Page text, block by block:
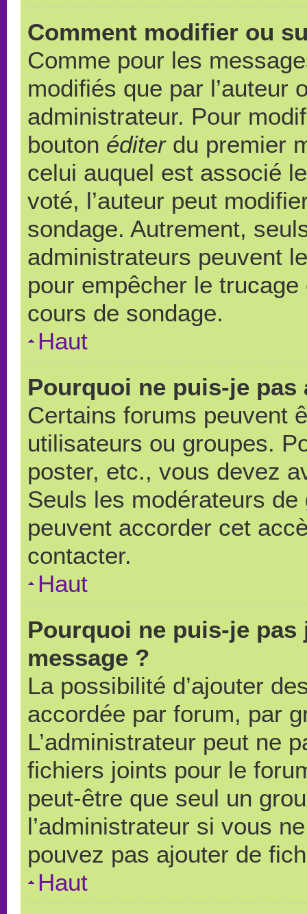
Comment modifier ou
Comme pour les
modifiés que par l’auteur
administrateur. Pour
bouton éditerdu premier
celui auquel est associé
voté, l’auteur peut
sondage. Autrement,
administrateurs peuvent
pour empêcher le
cours de sondage.
Haut
Pourquoi ne puis-je
Certains forums peuvent
utilisateurs ou groupes.
poster, etc., vous devez
Seuls les modérateurs
peuvent accorder cet
contacter.
Haut
Pourquoi ne puis-je
message ?
La possibilité d’ajouter
accordée par forum, par
L’administrateur peut ne
fichiers joints pour le
peut-être que seul un
l’administrateur si vous
pouvez pas ajouter de
Haut